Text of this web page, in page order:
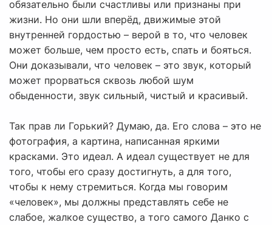
обязательно были счастливы или признаны при
жизни. Но они шли вперёд, движимые этой
внутренней гордостью – верой в то, что человек
может больше, чем просто есть, спать и бояться.
Они доказывали, что человек – это звук, который
может прорваться сквозь любой шум
обыденности, звук сильный, чистый и красивый.
Так прав ли Горький? Думаю, да. Его слова – это не
фотография, а картина, написанная яркими
красками. Это идеал. А идеал существует не для
того, чтобы его сразу достигнуть, а для того,
чтобы к нему стремиться. Когда мы говорим
«человек», мы должны представлять себе не
слабое, жалкое существо, а того самого Данко с